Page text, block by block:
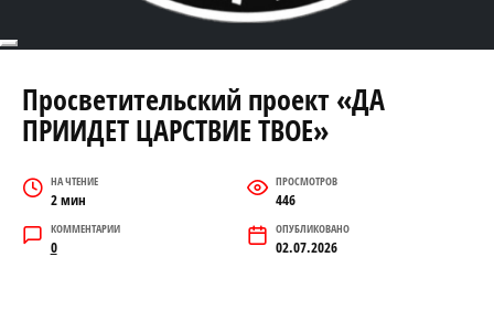
содержанию
Просветительский проект «ДА
ПРИИДЕТ ЦАРСТВИЕ ТВОЕ»
НА ЧТЕНИЕ
2 мин
ПРОСМОТРОВ
446
КОММЕНТАРИИ
0
ОПУБЛИКОВАНО
02.07.2026